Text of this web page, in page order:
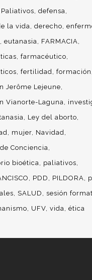
defensa
la vida derecho
eutanasia
FARMACIA
farmacéutico
fertilidad formación
Jerôme Lejeune
Vianorte-Laguna
Ley del aborto
mujer Navidad
Conciencia
bioética
paliativos
PDD PILDORA
SALUD
sesión
UFV vida ética